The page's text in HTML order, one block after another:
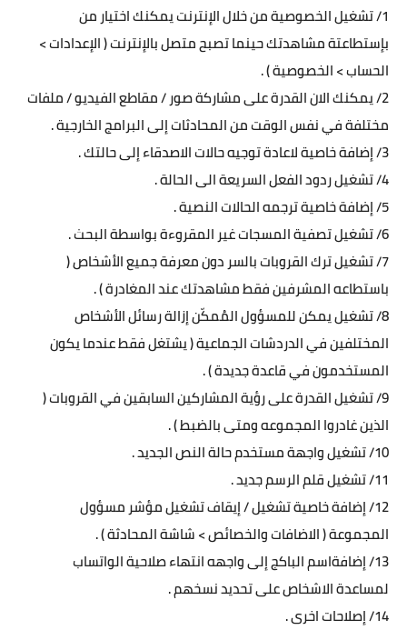
1/ تشغيل الخصوصية من خلال الإنترنت يمكنك اختيار من
بإستطاعتة مشاهدتك حينما تصبح متصل بالإنترنت ( الإعدادات >
الحساب > الخصوصية ) .
2/ يمكنك الان القدرة على مشاركة صور / مقاطع الفيديو / ملفات
مختلفة في نفس الوقت من المحادثات إلى البرامج الخارجية .
3/ إضافة خاصية لاعادة توجيه حالات الاصدقاء إلى حالتك .
4/ تشغيل ردود الفعل السريعة الى الحالة .
5/ إضافة خاصية ترجمه الحالات النصية .
6/ تشغيل تصفية المسجات غير المقروءة بواسطة البحث .
7/ تشغيل ترك القروبات بالسر دون معرفة جميع الأشخاص (
باستطاعه المشرفين فقط مشاهدتك عند المغادرة ) .
8/ تشغيل يمكن للمسؤول المُمكّن إزالة رسائل الأشخاص
المختلفين في الدردشات الجماعية ( يشتغل فقط عندما يكون
المستخدمون في قاعدة جديدة ) .
9/ تشغيل القدرة على رؤية المشاركين السابقين في القروبات (
الذين غادروا المجموعه ومتى بالضبط ) .
10/ تشغيل واجهة مستخدم حالة النص الجديد .
11/ تشغيل قلم الرسم جديد .
12/ إضافة خاصية تشغيل / إيقاف تشغيل مؤشر مسؤول
المجموعة ( الاضافات والخصائص > شاشة المحادثة ) .
13/ إضافةاسم الباكج إلى واجهه انتهاء صلاحية الواتساب
لمساعدة الاشخاص على تحديد نسخهم .
14/ إصلاحات اخرى .